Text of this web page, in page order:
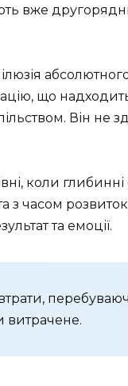
вже
що
Він не
коли
часом
та емоції.
витрачене.